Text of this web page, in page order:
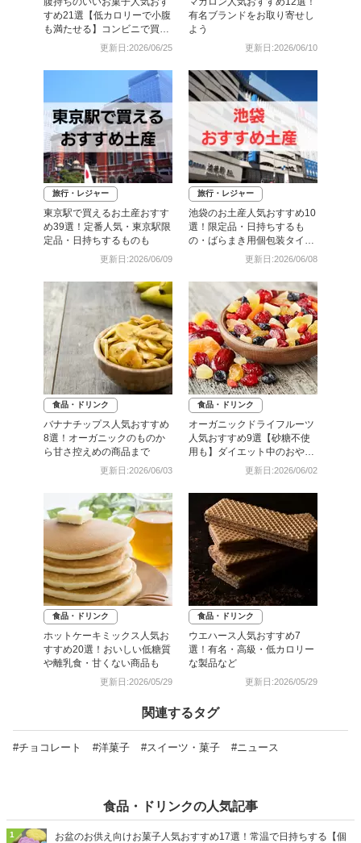
すめ21選【低カロリーで小腹
も満たせる】コンビニで買え
更新日:2026/06/25
有名ブランドをお取り寄せし
よう
更新日:2026/06/10
旅行・レジャー
東京駅で買えるお土産おすす
め39選！定番人気・東京駅限
定品・日持ちするものも
更新日:2026/06/09
旅行・レジャー
池袋のお土産人気おすすめ10
選！限定品・日持ちするも
の・ばらまき用個包装タイプ
更新日:2026/06/08
食品・ドリンク
バナナチップス人気おすすめ
8選！オーガニックのものか
ら甘さ控えめの商品まで
更新日:2026/06/03
食品・ドリンク
オーガニックドライフルーツ
人気おすすめ9選【砂糖不使
用も】ダイエット中のおやつ
更新日:2026/06/02
食品・ドリンク
ホットケーキミックス人気お
すすめ20選！おいしい低糖質
や離乳食・甘くない商品も
更新日:2026/05/29
食品・ドリンク
ウエハース人気おすすめ7
選！有名・高級・低カロリー
な製品など
更新日:2026/05/29
関連するタグ
#チョコレート #洋菓子 #スイーツ・菓子 #ニュース
食品・ドリンクの人気記事
1
お盆のお供え向けお菓子人気おすすめ17選！常温で日持ちする【個